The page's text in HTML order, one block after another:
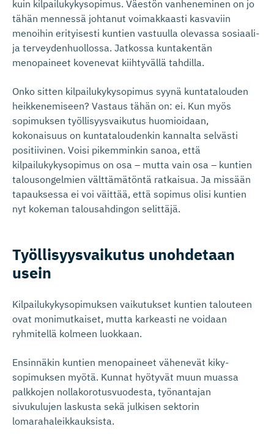
kuin kilpailukykysopimus. Väestön vanheneminen on jo
tähän mennessä johtanut voimakkaasti kasvaviin
menoihin erityisesti kuntien vastuulla olevassa sosiaali-
ja terveydenhuollossa. Jatkossa kuntakentän
menopaineet kovenevat kiihtyvällä tahdilla.
Onko sitten kilpailukykysopimus syynä kuntatalouden
heikkenemiseen? Vastaus tähän on: ei. Kun myös
sopimuksen työllisyysvaikutus huomioidaan,
kokonaisuus on kuntataloudenkin kannalta selvästi
positiivinen. Voisi pikemminkin sanoa, että
kilpailukykysopimus on osa – mutta vain osa – kuntien
talousongelmien välttämätöntä ratkaisua. Ja missään
tapauksessa ei voi väittää, että sopimus olisi kuntien
nyt kokeman talousahdingon selittäjä.
Työllisyys­vaikutus unohdetaan
usein
Kilpailukykysopimuksen vaikutukset kuntien talouteen
ovat monimutkaiset, mutta karkeasti ne voidaan
ryhmitellä kolmeen luokkaan.
Ensinnäkin kuntien menopaineet vähenevät kiky-
sopimuksen myötä. Kunnat hyötyvät muun muassa
palkkojen nollakorotusvuodesta, työnantajan
sivukulujen laskusta sekä julkisen sektorin
lomarahaleikkauksista.